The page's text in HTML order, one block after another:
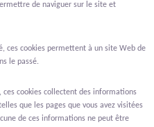
Malines
de naviguer sur le site et
ces cookies permettent à un site Web de
le passé.
ces cookies collectent des informations
que les pages que vous avez visitées
de ces informations ne peut être